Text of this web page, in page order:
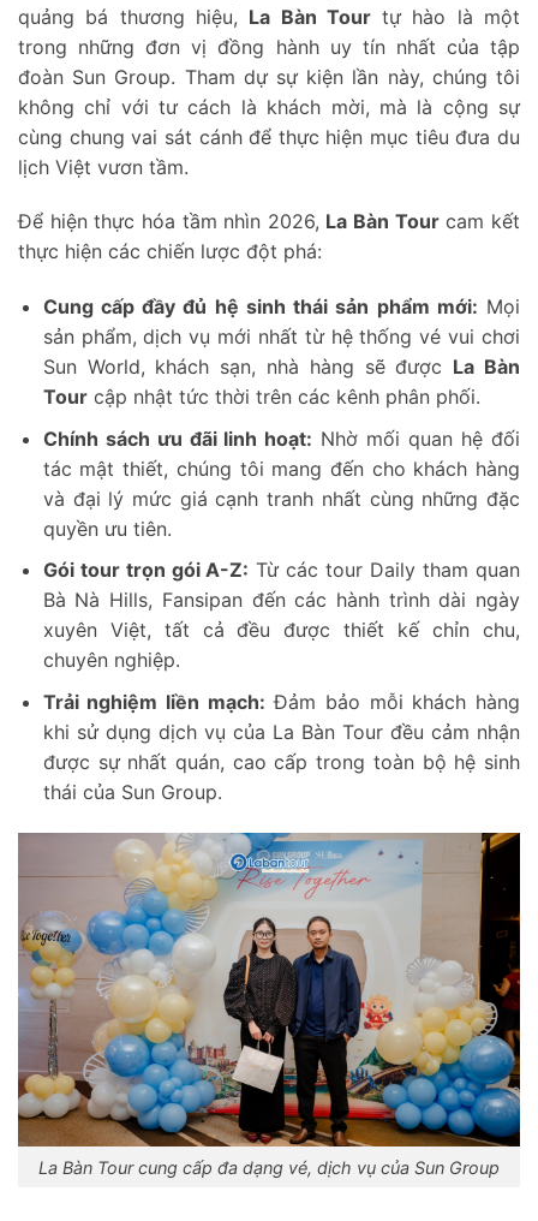
quảng bá thương hiệu, La Bàn Tourtự hào là một
trong những đơn vị đồng hành uy tín nhất của tập
đoàn Sun Group. Tham dự sự kiện lần này, chúng tôi
không chỉ với tư cách là khách mời, mà là cộng sự
cùng chung vai sát cánh để thực hiện mục tiêu đưa du
lịch Việt vươn tầm.
Để hiện thực hóa tầm nhìn 2026, La Bàn Tourcam kết
thực hiện các chiến lược đột phá:
Cung cấp đầy đủ hệ sinh thái sản phẩm mới: Mọi
sản phẩm, dịch vụ mới nhất từ hệ thống vé vui chơi
Sun World, khách sạn, nhà hàng sẽ được La Bàn
Tourcập nhật tức thời trên các kênh phân phối.
Chính sách ưu đãi linh hoạt: Nhờ mối quan hệ đối
tác mật thiết, chúng tôi mang đến cho khách hàng
và đại lý mức giá cạnh tranh nhất cùng những đặc
quyền ưu tiên.
Gói tour trọn gói A-Z: Từ các tour Daily tham quan
Bà Nà Hills, Fansipan đến các hành trình dài ngày
xuyên Việt, tất cả đều được thiết kế chỉn chu,
chuyên nghiệp.
Trải nghiệm liền mạch: Đảm bảo mỗi khách hàng
khi sử dụng dịch vụ của La Bàn Tour đều cảm nhận
được sự nhất quán, cao cấp trong toàn bộ hệ sinh
thái của Sun Group.
La Bàn Tour cung cấp đa dạng vé, dịch vụ của Sun Group